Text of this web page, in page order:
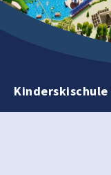
Kinderskischule